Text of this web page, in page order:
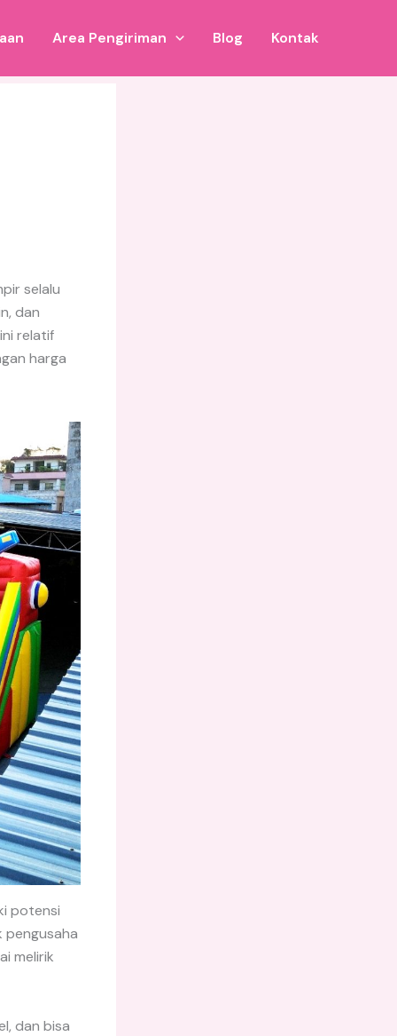
Area Pengiriman Blog Kontak
selalu
dan
relatif
harga
potensi
pengusaha
melirik
dan bisa